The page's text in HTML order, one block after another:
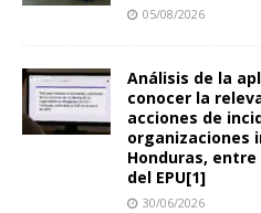
05/08/2026
Análisis de la
conocer la
acciones de
organizaciones
Honduras, entre
del EPU[1]
30/06/2026